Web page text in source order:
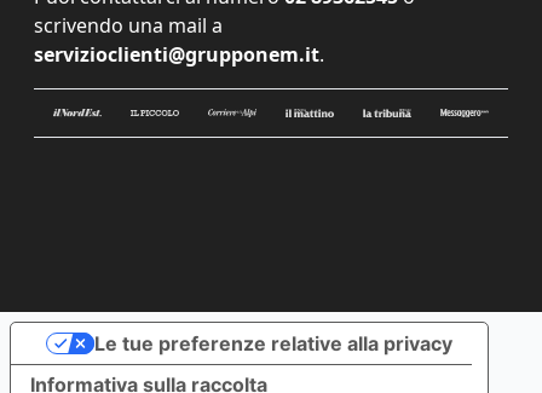
scrivendo una mail a
servizioclienti@grupponem.it.
Informativa sulla raccolta
Le tue preferenze relative alla privacy